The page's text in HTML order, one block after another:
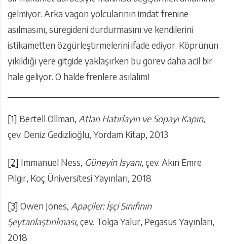
gelmiyor. Arka vagon yolcularının imdat frenine
asılmasını, süregideni durdurmasını ve kendilerini
istikametten özgürleştirmelerini ifade ediyor. Köprünün
yıkıldığı yere gitgide yaklaşırken bu görev daha acil bir
hale geliyor. O halde frenlere asılalım!
[1] Bertell Ollman, Atları Hatırlayın ve Sopayı Kapın,
çev. Deniz Gedizlioğlu, Yordam Kitap, 2013
[2] Immanuel Ness, Güneyin İsyanı, çev. Akın Emre
Pilgir, Koç Üniversitesi Yayınları, 2018
[3] Owen Jones, Apaçiler: İşçi Sınıfının
Şeytanlaştırılması, çev. Tolga Yalur, Pegasus Yayınları,
2018